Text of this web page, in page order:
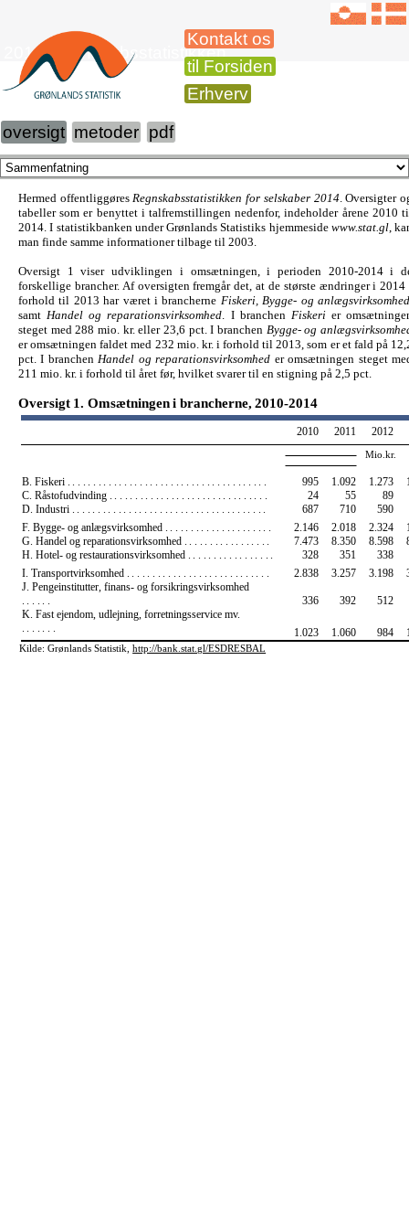
Kontakt os
til Forsiden
Erhverv
2014 Regnskabsstatistikken
oversigt metoder pdf